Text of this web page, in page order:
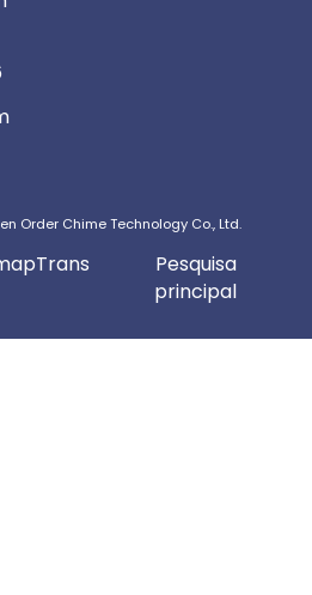
Order Chime Technology Co., Ltd.
Pesquisa
principal